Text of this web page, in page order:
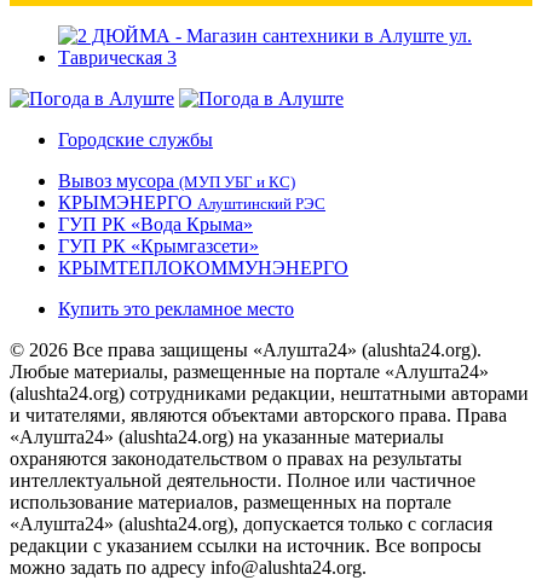
Городские службы
Вывоз мусора (МУП УБГ и КС)
КРЫМЭНЕРГО Алуштинский РЭС
ГУП РК «Вода Крыма»
ГУП РК «Крымгазсети»
КРЫМТЕПЛОКОММУНЭНЕРГО
Купить это рекламное место
© 2026 Все права защищены «Алушта24» (alushta24.org).
Любые материалы, размещенные на портале «Алушта24»
(alushta24.org) сотрудниками редакции, нештатными авторами
и читателями, являются объектами авторского права. Права
«Алушта24» (alushta24.org) на указанные материалы
охраняются законодательством о правах на результаты
интеллектуальной деятельности. Полное или частичное
использование материалов, размещенных на портале
«Алушта24» (alushta24.org), допускается только с согласия
редакции с указанием ссылки на источник. Все вопросы
можно задать по адресу info@alushta24.org.